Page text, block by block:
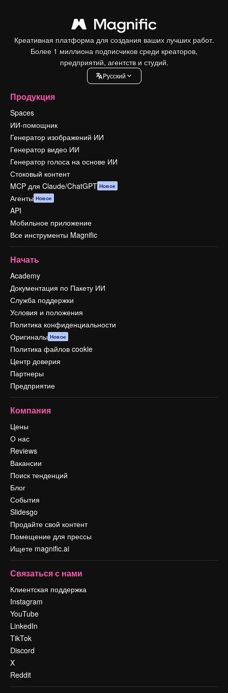
Креативная платформа для создания ваших лучших работ.
Более 1 миллиона подписчиков среди креаторов,
предприятий, агентств и студий.
Pусский
Продукция
Spaces
ИИ-помощник
Генератор изображений ИИ
Генератор видео ИИ
Генератор голоса на основе ИИ
Стоковый контент
MCP для Claude/ChatGPT Новое
Агенты Новое
API
Мобильное приложение
Все инструменты Magnific
Начать
Academy
Документация по Пакету ИИ
Служба поддержки
Условия и положения
Политика конфиденциальности
Оригиналы Новое
Политика файлов cookie
Центр доверия
Партнеры
Предприятие
Компания
Цены
О нас
Reviews
Вакансии
Поиск тенденций
Блог
События
Slidesgo
Продайте свой контент
Помещение для прессы
Ищете magnific.ai
Связаться с нами
Клиентская поддержка
Instagram
YouTube
LinkedIn
TikTok
Discord
X
Reddit